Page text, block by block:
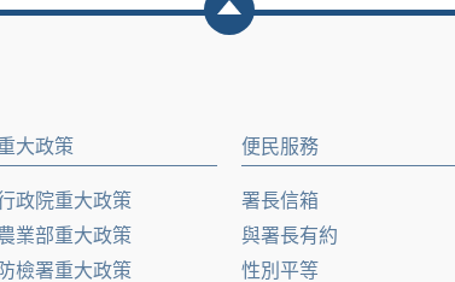
大政策
政院重大政策
農業部重大政策
防檢署重大政策
便民服務
署長信箱
與署長有約
性別平等